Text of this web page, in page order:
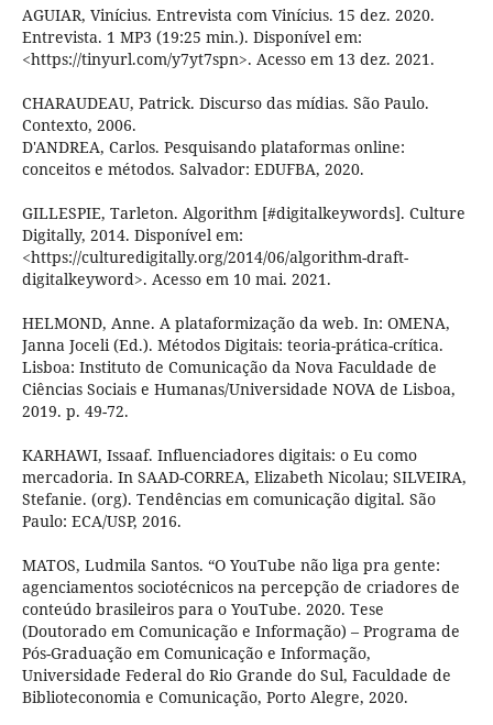
AGUIAR, Vinícius. Entrevista com Vinícius. 15 dez. 2020.
Entrevista. 1 MP3 (19:25 min.). Disponível em:
<https://tinyurl.com/y7yt7spn>. Acesso em 13 dez. 2021.
CHARAUDEAU, Patrick. Discurso das mídias. São Paulo.
Contexto, 2006.
D'ANDREA, Carlos. Pesquisando plataformas online:
conceitos e métodos. Salvador: EDUFBA, 2020.
GILLESPIE, Tarleton. Algorithm [#digitalkeywords]. Culture
Digitally, 2014. Disponível em:
<https://culturedigitally.org/2014/06/algorithm-draft-
digitalkeyword>. Acesso em 10 mai. 2021.
HELMOND, Anne. A plataformização da web. In: OMENA,
Janna Joceli (Ed.). Métodos Digitais: teoria-prática-crítica.
Lisboa: Instituto de Comunicação da Nova Faculdade de
Ciências Sociais e Humanas/Universidade NOVA de Lisboa,
2019. p. 49-72.
KARHAWI, Issaaf. Influenciadores digitais: o Eu como
mercadoria. In SAAD-CORREA, Elizabeth Nicolau; SILVEIRA,
Stefanie. (org). Tendências em comunicação digital. São
Paulo: ECA/USP, 2016.
MATOS, Ludmila Santos. “O YouTube não liga pra gente:
agenciamentos sociotécnicos na percepção de criadores de
conteúdo brasileiros para o YouTube. 2020. Tese
(Doutorado em Comunicação e Informação) – Programa de
Pós-Graduação em Comunicação e Informação,
Universidade Federal do Rio Grande do Sul, Faculdade de
Biblioteconomia e Comunicação, Porto Alegre, 2020.